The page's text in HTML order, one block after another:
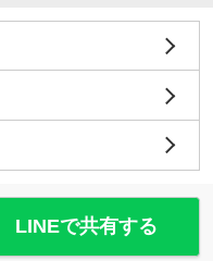
LINEで共有する